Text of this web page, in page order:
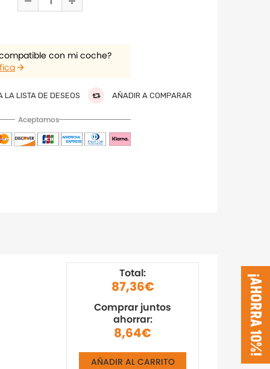
compatible con mi coche?
LA LISTA DE DESEOS AÑADIR A COMPARAR
Aceptamos
Total:
87,36€
Comprar juntos
ahorrar:
8,64€
AÑADIR AL CARRITO
¡AHORRA 10%!